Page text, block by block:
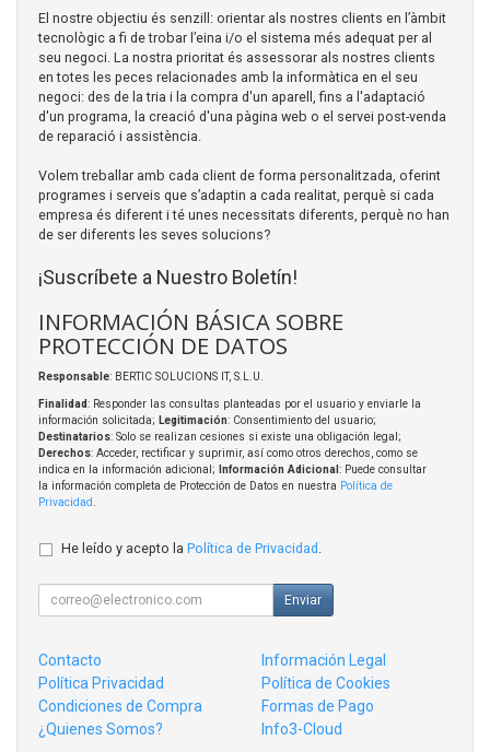
El nostre objectiu és senzill: orientar als nostres clients en l’àmbit
tecnològic a fi de trobar l’eina i/o el sistema més adequat per al
seu negoci. La nostra prioritat és assessorar als nostres clients
en totes les peces relacionades amb la informàtica en el seu
negoci: des de la tria i la compra d'un aparell, fins a l'adaptació
d'un programa, la creació d'una pàgina web o el servei post-venda
de reparació i assistència.
Volem treballar amb cada client de forma personalitzada, oferint
programes i serveis que s’adaptin a cada realitat, perquè si cada
empresa és diferent i té unes necessitats diferents, perquè no han
de ser diferents les seves solucions?
¡Suscríbete a Nuestro Boletín!
INFORMACIÓN BÁSICA SOBRE
PROTECCIÓN DE DATOS
Responsable: BERTIC SOLUCIONS IT, S.L.U.
Finalidad: Responder las consultas planteadas por el usuario y enviarle la
información solicitada; Legitimación: Consentimiento del usuario;
Destinatarios: Solo se realizan cesiones si existe una obligación legal;
Derechos: Acceder, rectificar y suprimir, así como otros derechos, como se
indica en la información adicional;
Información Adicional : Puede consultar
la información completa de Protección de Datos en nuestra Política de
Privacidad
He leído y acepto la Política de Privacidad
Enviar
Contacto
Información Legal
Política Privacidad
Política de Cookies
Condiciones de Compra
Formas de Pago
¿Quienes Somos?
Info3-Cloud